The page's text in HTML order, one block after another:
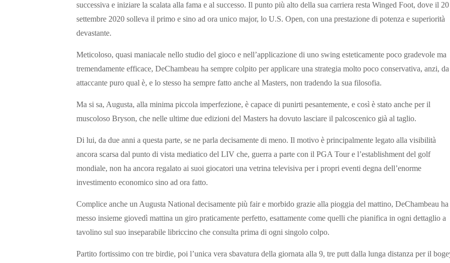
successiva e iniziare la scalata alla fama e al successo. Il punto più alto della sua carriera resta Winged Foot, dove il 20
settembre 2020 solleva il primo e sino ad ora unico major, lo U.S. Open, con una prestazione di potenza e superiorità
devastante.
Meticoloso, quasi maniacale nello studio del gioco e nell’applicazione di uno swing esteticamente poco gradevole ma
tremendamente efficace, DeChambeau ha sempre colpito per applicare una strategia molto poco conservativa, anzi, da
attaccante puro qual è, e lo stesso ha sempre fatto anche al Masters, non tradendo la sua filosofia.
Ma si sa, Augusta, alla minima piccola imperfezione, è capace di punirti pesantemente, e così è stato anche per il
muscoloso Bryson, che nelle ultime due edizioni del Masters ha dovuto lasciare il palcoscenico già al taglio.
Di lui, da due anni a questa parte, se ne parla decisamente di meno. Il motivo è principalmente legato alla visibilità
ancora scarsa dal punto di vista mediatico del LIV che, guerra a parte con il PGA Tour e l’establishment del golf
mondiale, non ha ancora regalato ai suoi giocatori una vetrina televisiva per i propri eventi degna dell’enorme
investimento economico sino ad ora fatto.
Complice anche un Augusta National decisamente più fair e morbido grazie alla pioggia del mattino, DeChambeau ha
messo insieme giovedì mattina un giro praticamente perfetto, esattamente come quelli che pianifica in ogni dettaglio a
tavolino sul suo inseparabile libriccino che consulta prima di ogni singolo colpo.
Partito fortissimo con tre birdie, poi l’unica vera sbavatura della giornata alla 9, tre putt dalla lunga distanza per il